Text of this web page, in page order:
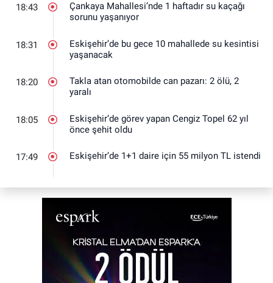
18:43
Çankaya Mahallesi’nde 1 haftadır su kaçağı
sorunu yaşanıyor
18:31
Eskişehir’de bu gece 10 mahallede su kesintisi
yaşanacak
18:20
Takla atan otomobilde can pazarı: 2 ölü, 2
yaralı
18:05
Eskişehir’de görev yapan Cengiz Topel 62 yıl
önce şehit oldu
17:49 Eskişehir’de 1+1 daire için 55 milyon TL istendi